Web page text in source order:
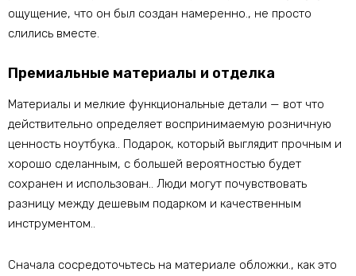
ощущение, что он был создан намеренно., не просто
слились вместе.
Премиальные материалы и отделка
Материалы и мелкие функциональные детали — вот что
действительно определяет воспринимаемую розничную
ценность ноутбука.. Подарок, который выглядит прочным и
хорошо сделанным, с большей вероятностью будет
сохранен и использован.. Люди могут почувствовать
разницу между дешевым подарком и качественным
инструментом..
Сначала сосредоточьтесь на материале обложки., как это